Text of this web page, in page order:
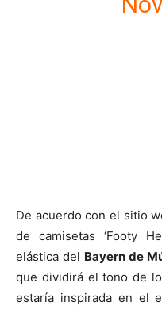
De acuerdo con el sitio
de camisetas ‘Footy
elástica del Bayern de
que dividirá el tono de
estaría inspirada en el